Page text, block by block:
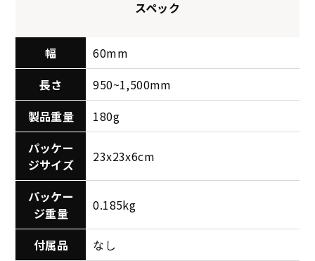
スペック
幅
60mm
長さ
950~1,500mm
製品重量
180g
パッケー
ジサイズ
23x23x6cm
パッケー
ジ重量
0.185kg
付属品
なし